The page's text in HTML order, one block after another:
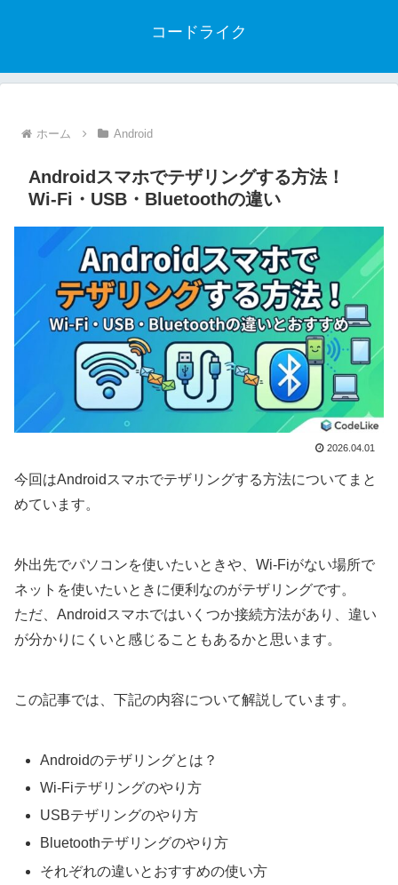
コードライク
ホーム Android
Androidスマホでテザリングする方法！
Wi-Fi・USB・Bluetoothの違い
2026.04.01
今回はAndroidスマホでテザリングする方法についてまと
めています。
外出先でパソコンを使いたいときや、Wi-Fiがない場所で
ネットを使いたいときに便利なのがテザリングです。
ただ、Androidスマホではいくつか接続方法があり、違い
が分かりにくいと感じることもあるかと思います。
この記事では、下記の内容について解説しています。
Androidのテザリングとは？
Wi-Fiテザリングのやり方
USBテザリングのやり方
Bluetoothテザリングのやり方
それぞれの違いとおすすめの使い方